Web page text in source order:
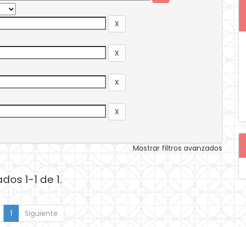
Mostrar filtros avanzados
1-1 de 1.
1 Siguiente